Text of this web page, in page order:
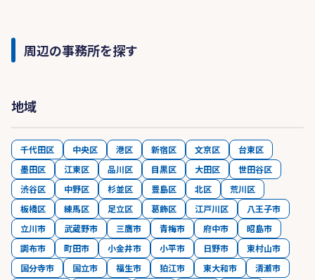
周辺の事務所を探す
地域
千代田区 中央区 港区 新宿区 文京区
台東区
墨田区
江東区 品川区 目黒区 大田区
世田谷区
渋谷区
中野区 杉並区 豊島区 北区
荒川区
板橋区
練馬区 足立区 葛飾区 江戸川区
八王子市
立川市
武蔵野市 三鷹市 青梅市 府中市
昭島市
調布市
町田市 小金井市 小平市 日野市
東村山市
国分寺市
国立市 福生市 狛江市 東大和市
清瀬市